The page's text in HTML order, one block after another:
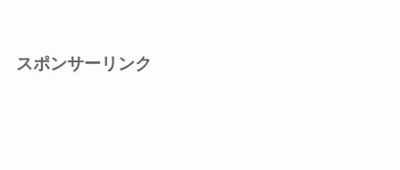
スポンサーリンク